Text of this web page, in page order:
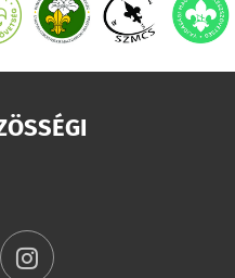
instagram